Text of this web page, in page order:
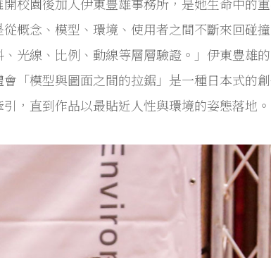
校園後加入伊東豊雄事務所，是她生命中的
概念、模型、環境、使用者之間不斷來回碰
光線、比例、動線等層層驗證。」伊東豊雄
「模型與圖面之間的拉鋸」是一種日本式的
，直到作品以最貼近人性與環境的姿態落地。